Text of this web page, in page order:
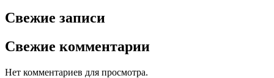
Свежие записи
Свежие комментарии
Нет комментариев для просмотра.